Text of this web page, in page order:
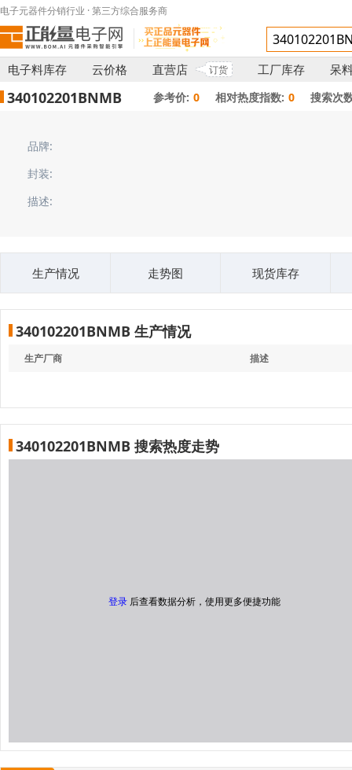
电子元器件分销行业 · 第三方综合服务商
电子料库存 云价格 直营店 订货 工厂库存 呆
340102201BNMB 参考价: 0 相对热度指数: 0 搜索次
品牌:
封装:
描述:
生产情况 走势图 现货库存
340102201BNMB 生产情况
生产厂商 描述
340102201BNMB 搜索热度走势
登录 后查看数据分析，使用更多便捷功能